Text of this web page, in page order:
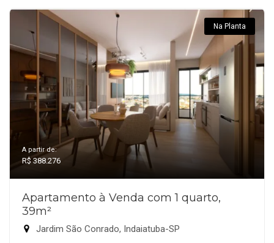
Na Planta
A partir de:
R$ 388.276
Apartamento à Venda com 1 quarto,
39m²
Jardim São Conrado, Indaiatuba-SP